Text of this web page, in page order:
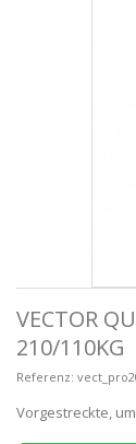
VECTOR
210/110KG
Referenz:
Vorgestreckte,